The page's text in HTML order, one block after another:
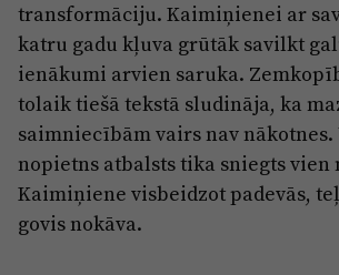
transformāciju. Kaimiņienei ar
katru gadu kļuva grūtāk savilkt
ienākumi arvien saruka.
tolaik tiešā tekstā sludināja, ka
saimniecībām vairs nav nākotnes.
nopietns atbalsts tika sniegts
Kaimiņiene visbeidzot padevās,
govis nokāva.